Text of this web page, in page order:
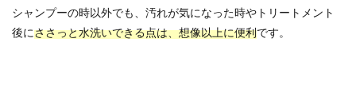
シャンプーの時以外でも、汚れが気になった時やトリートメント
後にささっと水洗いできる点は、想像以上に便利です。